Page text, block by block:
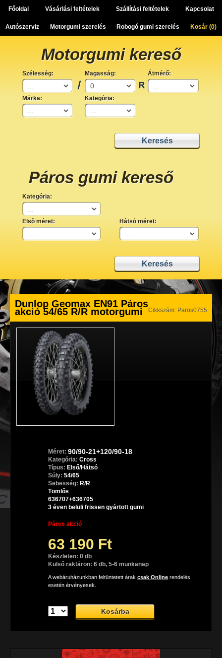
Főoldal Vásárlási feltételek Szállítási feltételek Kapcsolat
Autószerviz Motorgumi szerelés Robogó gumi szerelés Kosár (0)
Motorgumi kereső
Szélesség: Magasság: Átmérő:
Márka: Kategória:
Páros gumi kereső
Kategória:
Első méret: Hátsó méret:
Cikkszám: Paros0755
Dunlop Geomax EN91 Páros
akció 54/65 R/R motorgumi
Méret: 90/90-21+120/90-18
Kategória: Cross
Típus: Első/Hátsó
Súly: 54/65
Sebesség: R/R
Tömlős
636707+636705
3 éven belüli frissen gyártott gumi
Páros akció
63 190 Ft
Készleten: 0 db
Külső raktáron: 6 db, 5-6 munkanap
A webáruházunkban feltüntetett árak csak Online rendelés
esetén érvényesek.